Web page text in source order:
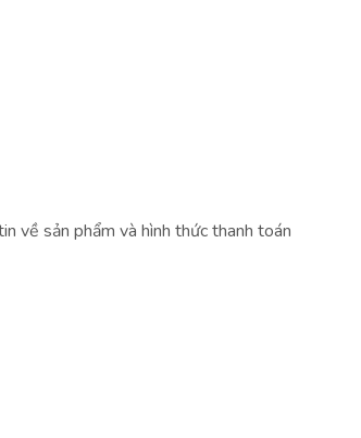
về sản phẩm và hình thức thanh toán